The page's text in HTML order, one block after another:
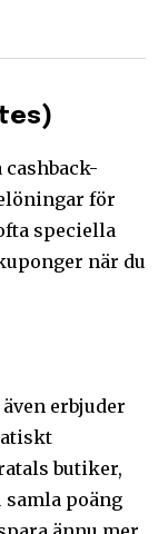
cashback-
för
speciella
när du
erbjuder
butiker,
samla poäng